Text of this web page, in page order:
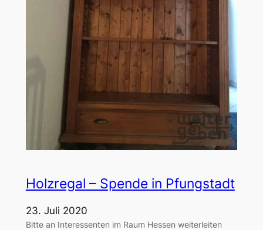
Holzregal – Spende in Pfungstadt
23. Juli 2020
Bitte an Interessenten im Raum Hessen weiterleiten